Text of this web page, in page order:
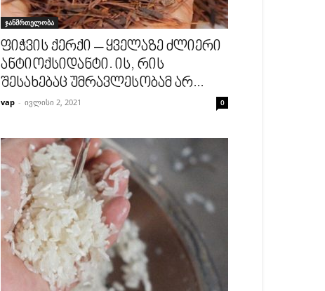
ჯანმრთელობა
ფიჭვის ქერქი – ყველაზე ძლიერი
ანტიოქსიდანტი. ის, რის
შესახებაც უმრავლესობამ არ...
vap - ივლისი 2, 2021 0